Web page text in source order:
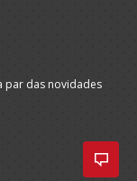
par das novidades